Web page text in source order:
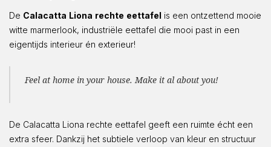
De Calacatta Liona rechte eettafel is een ontzettend mooie
witte marmerlook, industriële eettafel die mooi past in een
eigentijds interieur én exterieur!
Feel at home in your house. Make it al about you!
De Calacatta Liona rechte eettafel geeft een ruimte écht een
extra sfeer. Dankzij het subtiele verloop van kleur en structuur